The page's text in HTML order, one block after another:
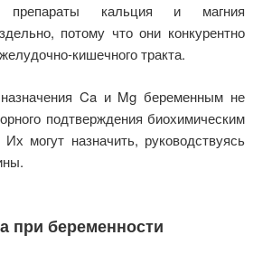
препараты кальция и магния
потому что они конкурентно
кишечного тракта.
Ca и Mg беременным не
подтверждения биохимическим
могут назначить, руководствуясь
при беременности